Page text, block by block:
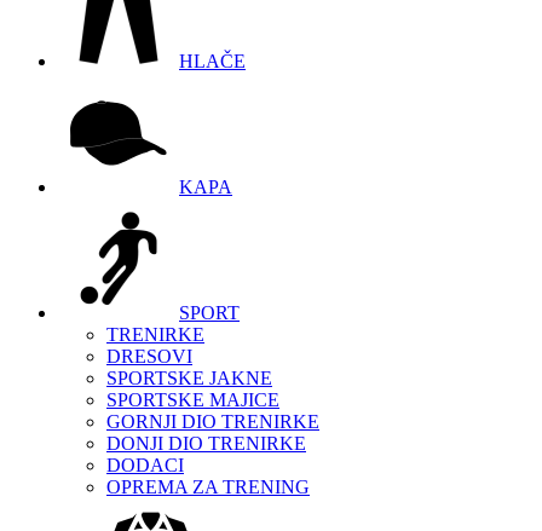
HLAČE
KAPA
SPORT
TRENIRKE
DRESOVI
SPORTSKE JAKNE
SPORTSKE MAJICE
GORNJI DIO TRENIRKE
DONJI DIO TRENIRKE
DODACI
OPREMA ZA TRENING